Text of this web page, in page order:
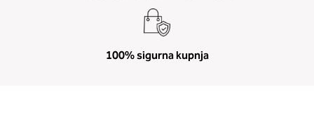
100% sigurna kupnja